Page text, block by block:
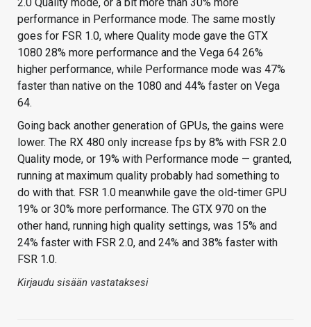
performance in Performance mode. The same mostly
goes for FSR 1.0, where Quality mode gave the GTX
1080 28% more performance and the Vega 64 26%
higher performance, while Performance mode was 47%
faster than native on the 1080 and 44% faster on Vega
64.
Going back another generation of GPUs, the gains were
lower. The RX 480 only increase fps by 8% with FSR 2.0
Quality mode, or 19% with Performance mode — granted,
running at maximum quality probably had something to
do with that. FSR 1.0 meanwhile gave the old-timer GPU
19% or 30% more performance. The GTX 970 on the
other hand, running high quality settings, was 15% and
24% faster with FSR 2.0, and 24% and 38% faster with
FSR 1.0.
Kirjaudu sisään vastataksesi